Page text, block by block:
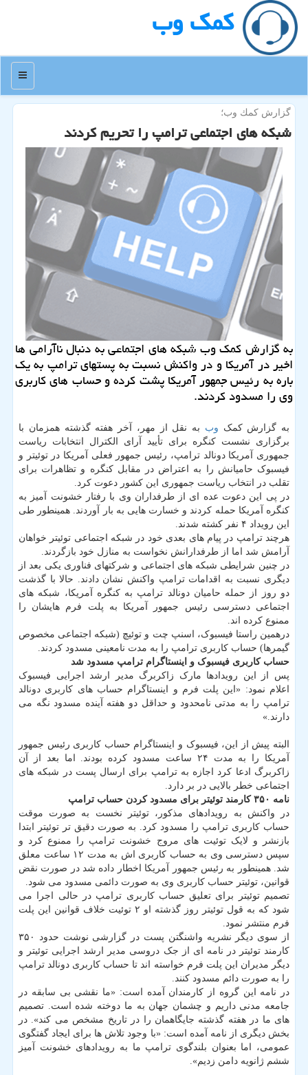
كمك وب
منو
گزارش كمك وب؛
شبكه های اجتماعی ترامپ را تحریم كردند
به گزارش کمک وب شبکه های اجتماعی به دنبال ناآرامی ها
اخیر در آمریکا و در واکنش نسبت به پستهای ترامپ به یک
باره به رئیس جمهور آمریکا پشت کرده و حساب های کاربری
وی را مسدود کردند.
به گزارش کمک وب به نقل از مهر، آخر هفته گذشته همزمان با
برگزاری نشست کنگره برای تأیید آرای الکترال انتخابات ریاست
جمهوری آمریکا دونالد ترامپ، رئیس جمهور فعلی آمریکا در توئیتر و
فیسبوک حامیانش را به اعتراض در مقابل کنگره و تظاهرات برای
تقلب در انتخاب ریاست جمهوری این کشور دعوت کرد.
در پی این دعوت عده ای از طرفداران وی با رفتار خشونت آمیز به
کنگره آمریکا حمله کردند و خسارت هایی به بار آوردند. همینطور طی
این رویداد ۴ نفر کشته شدند.
هرچند ترامپ در پیام های بعدی خود در شبکه اجتماعی توئیتر خواهان
آرامش شد اما از طرفدارانش نخواست به منازل خود بازگردند.
در چنین شرایطی شبکه های اجتماعی و شرکتهای فناوری یکی بعد از
دیگری نسبت به اقدامات ترامپ واکنش نشان دادند. حالا با گذشت
دو روز از حمله حامیان دونالد ترامپ به کنگره آمریکا، شبکه های
اجتماعی دسترسی رئیس جمهور آمریکا به پلت فرم هایشان را
ممنوع کرده اند.
درهمین راستا فیسبوک، اسنپ چت و توئیچ (شبکه اجتماعی مخصوص
گیمرها) حساب کاربری ترامپ را به مدت نامعینی مسدود کردند.
حساب کاربری فیسبوک و اینستاگرام ترامپ مسدود شد
پس از این رویدادها مارک زاکربرگ مدیر ارشد اجرایی فیسبوک
اعلام نمود: «این پلت فرم و اینستاگرام حساب های کاربری دونالد
ترامپ را به مدتی نامحدود و حداقل دو هفته آینده مسدود نگه می
دارند.»
البته پیش از این، فیسبوک و اینستاگرام حساب کاربری رئیس جمهور
آمریکا را به مدت ۲۴ ساعت مسدود کرده بودند. اما بعد از آن
زاکربرگ ادعا کرد اجازه به ترامپ برای ارسال پست در شبکه های
اجتماعی خطر بالایی در بر دارد.
نامه ۳۵۰ کارمند توئیتر برای مسدود کردن حساب ترامپ
در واکنش به رویدادهای مذکور، توئیتر نخست به صورت موقت
حساب کاربری ترامپ را مسدود کرد. به صورت دقیق تر توئیتر ابتدا
بازنشر و لایک توئیت های مروج خشونت ترامپ را ممنوع کرد و
سپس دسترسی وی به حساب کاربری اش به مدت ۱۲ ساعت معلق
شد. همینطور به رئیس جمهور آمریکا اخطار داده شد در صورت نقض
قوانین، توئیتر حساب کاربری وی به صورت دائمی مسدود می شود.
تصمیم توئیتر برای تعلیق حساب کاربری ترامپ در حالی اجرا می
شود که به قول توئیتر روز گذشته او ۲ توئیت خلاف قوانین این پلت
فرم منتشر نمود.
از سوی دیگر نشریه واشنگتن پست در گزارشی نوشت حدود ۳۵۰
کارمند توئیتر در نامه ای از جک دروسی مدیر ارشد اجرایی توئیتر و
دیگر مدیران این پلت فرم خواسته اند تا حساب کاربری دونالد ترامپ
را به صورت دائم مسدود کنند.
در نامه این گروه از کارمندان آمده است: «ما نقشی بی سابقه در
جامعه مدنی داریم و چشمان جهان به ما دوخته شده است. تصمیم
های ما در هفته گذشته جایگاهمان را در تاریخ مشخص می کند». در
بخش دیگری از نامه آمده است: «با وجود تلاش ها برای ایجاد گفتگوی
عمومی، اما بعنوان بلندگوی ترامپ ما به رویدادهای خشونت آمیز
ششم ژانویه دامن زدیم».